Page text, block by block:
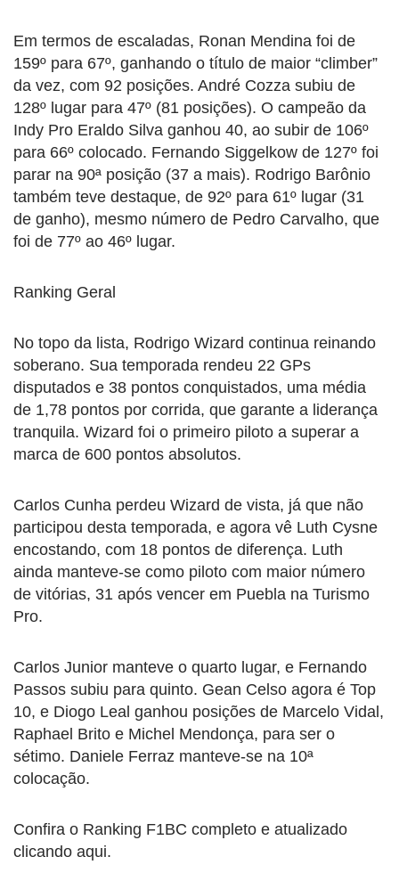
Em termos de escaladas, Ronan Mendina foi de
159º para 67º, ganhando o título de maior “climber”
da vez, com 92 posições. André Cozza subiu de
128º lugar para 47º (81 posições). O campeão da
Indy Pro Eraldo Silva ganhou 40, ao subir de 106º
para 66º colocado. Fernando Siggelkow de 127º foi
parar na 90ª posição (37 a mais). Rodrigo Barônio
também teve destaque, de 92º para 61º lugar (31
de ganho), mesmo número de Pedro Carvalho, que
foi de 77º ao 46º lugar.
Ranking Geral
No topo da lista, Rodrigo Wizard continua reinando
soberano. Sua temporada rendeu 22 GPs
disputados e 38 pontos conquistados, uma média
de 1,78 pontos por corrida, que garante a liderança
tranquila. Wizard foi o primeiro piloto a superar a
marca de 600 pontos absolutos.
Carlos Cunha perdeu Wizard de vista, já que não
participou desta temporada, e agora vê Luth Cysne
encostando, com 18 pontos de diferença. Luth
ainda manteve-se como piloto com maior número
de vitórias, 31 após vencer em Puebla na Turismo
Pro.
Carlos Junior manteve o quarto lugar, e Fernando
Passos subiu para quinto. Gean Celso agora é Top
10, e Diogo Leal ganhou posições de Marcelo Vidal,
Raphael Brito e Michel Mendonça, para ser o
sétimo. Daniele Ferraz manteve-se na 10ª
colocação.
Confira o Ranking F1BC completo e atualizado
clicando aqui.